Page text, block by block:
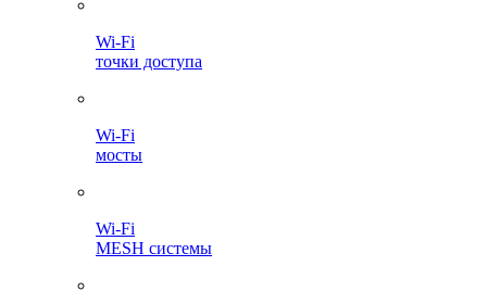
Wi-Fi
точки доступа
Wi-Fi
мосты
Wi-Fi
MESH системы